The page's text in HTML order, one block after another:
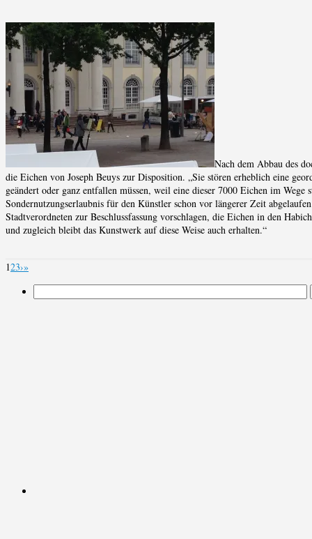
Nach dem Abbau des
die Eichen von Joseph Beuys zur Disposition. „Sie stören erheblich eine
geändert oder ganz entfallen müssen, weil eine dieser 7000 Eichen im
Sondernutzungserlaubnis für den Künstler schon vor längerer Zeit
Stadtverordneten zur Beschlussfassung vorschlagen, die Eichen in den
und zugleich bleibt das Kunstwerk auf diese Weise auch erhalten.“
123›»